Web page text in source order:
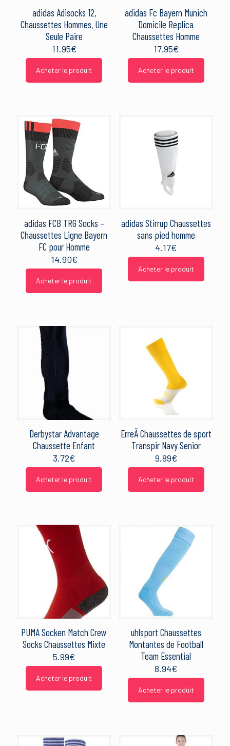
adidas Adisocks 12,
Chaussettes Hommes, Une
Seule Paire
11.95€
Acheter le produit
adidas Fc Bayern Munich
Domicile Replica
Chaussettes Homme
17.95€
Acheter le produit
adidas FCB TRG Socks –
Chaussettes Ligne Bayern
FC pour Homme
14.90€
Acheter le produit
adidas Stirrup Chaussettes
sans pied homme
4.17€
Acheter le produit
Derbystar Advantage
Chaussette Enfant
3.72€
Acheter le produit
ErreÃ Chaussettes de sport
Transpir Navy Senior
9.89€
Acheter le produit
PUMA Socken Match Crew
Socks Chaussettes Mixte
5.99€
Acheter le produit
uhlsport Chaussettes
Montantes de Football
Team Essential
8.94€
Acheter le produit